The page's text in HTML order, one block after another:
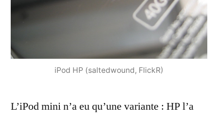
iPod HP (saltedwound, FlickR)
L’iPod mini n’a eu qu’une variante : HP l’a